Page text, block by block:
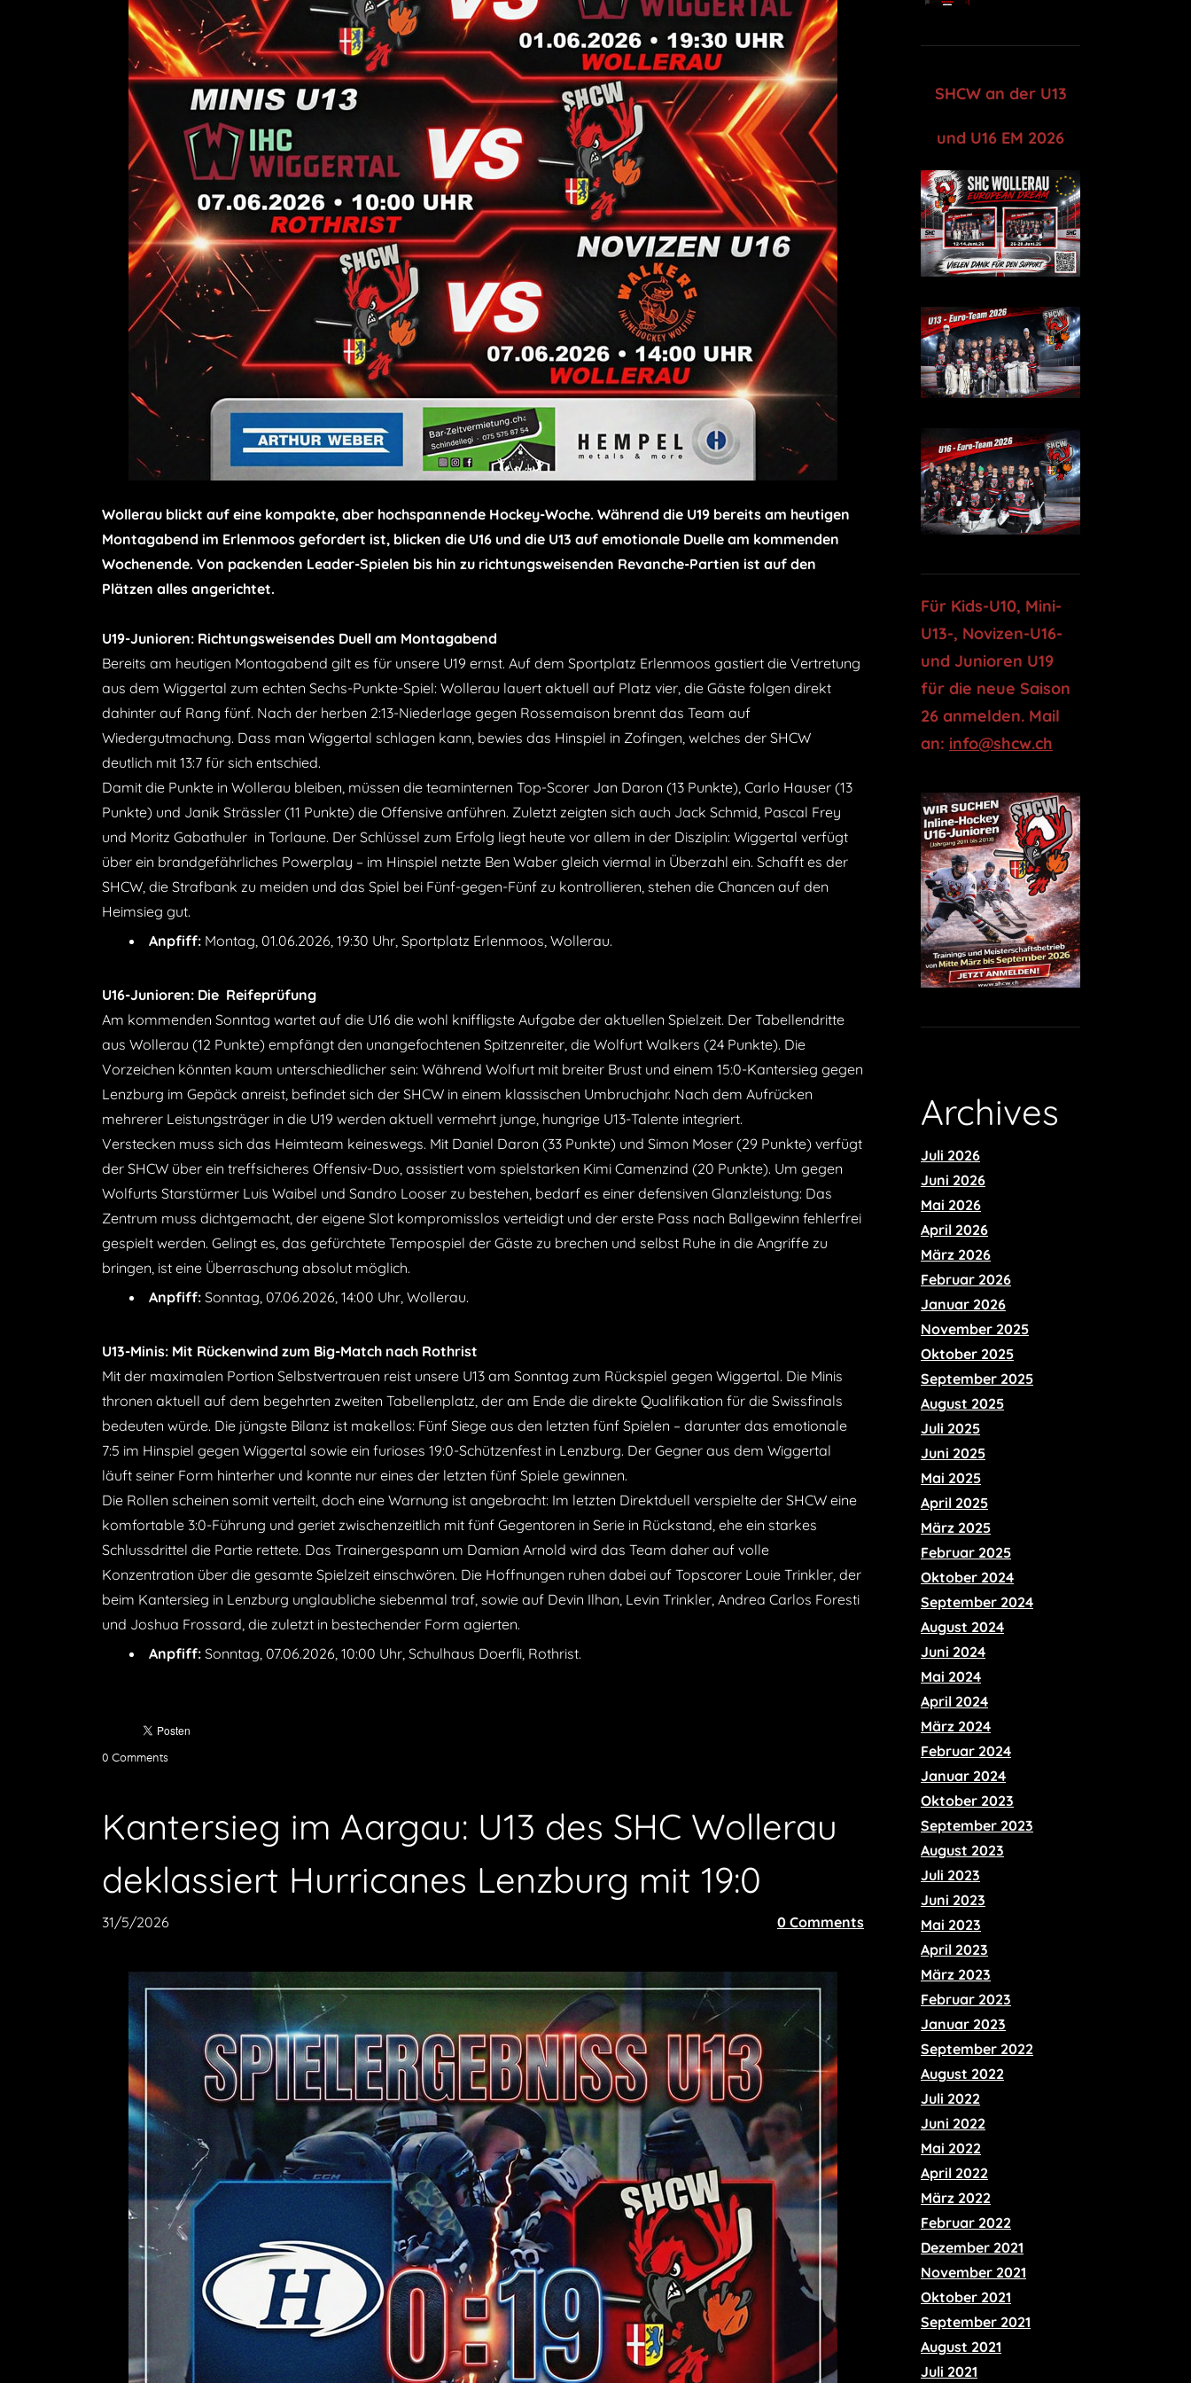
Wollerau blickt auf eine kompakte, aber hochspannende Hockey-Woche. Während die U19 bereits am heutigen
Montagabend im Erlenmoos gefordert ist, blicken die U16 und die U13 auf emotionale Duelle am kommenden
Wochenende. Von packenden Leader-Spielen bis hin zu richtungsweisenden Revanche-Partien ist auf den
Plätzen alles angerichtet.
U19-Junioren: Richtungsweisendes Duell am Montagabend
Bereits am heutigen Montagabend gilt es für unsere U19 ernst. Auf dem Sportplatz Erlenmoos gastiert die Vertretung
aus dem Wiggertal zum echten Sechs-Punkte-Spiel: Wollerau lauert aktuell auf Platz vier, die Gäste folgen direkt
dahinter auf Rang fünf. Nach der herben 2:13-Niederlage gegen Rossemaison brennt das Team auf
Wiedergutmachung. Dass man Wiggertal schlagen kann, bewies das Hinspiel in Zofingen, welches der SHCW
deutlich mit 13:7 für sich entschied.
Damit die Punkte in Wollerau bleiben, müssen die teaminternen Top-Scorer Jan Daron (13 Punkte), Carlo Hauser (13
Punkte) und Janik Strässler (11 Punkte) die Offensive anführen. Zuletzt zeigten sich auch Jack Schmid, Pascal Frey
und Moritz Gabathuler in Torlaune. Der Schlüssel zum Erfolg liegt heute vor allem in der Disziplin: Wiggertal verfügt
über ein brandgefährliches Powerplay – im Hinspiel netzte Ben Waber gleich viermal in Überzahl ein. Schafft es der
SHCW, die Strafbank zu meiden und das Spiel bei Fünf-gegen-Fünf zu kontrollieren, stehen die Chancen auf den
Heimsieg gut.
Anpfiff: Montag, 01.06.2026, 19:30 Uhr, Sportplatz Erlenmoos, Wollerau.
U16-Junioren: Die Reifeprüfung
Am kommenden Sonntag wartet auf die U16 die wohl kniffligste Aufgabe der aktuellen Spielzeit. Der Tabellendritte
aus Wollerau (12 Punkte) empfängt den unangefochtenen Spitzenreiter, die Wolfurt Walkers (24 Punkte). Die
Vorzeichen könnten kaum unterschiedlicher sein: Während Wolfurt mit breiter Brust und einem 15:0-Kantersieg gegen
Lenzburg im Gepäck anreist, befindet sich der SHCW in einem klassischen Umbruchjahr. Nach dem Aufrücken
mehrerer Leistungsträger in die U19 werden aktuell vermehrt junge, hungrige U13-Talente integriert.
Verstecken muss sich das Heimteam keineswegs. Mit Daniel Daron (33 Punkte) und Simon Moser (29 Punkte) verfügt
der SHCW über ein treffsicheres Offensiv-Duo, assistiert vom spielstarken Kimi Camenzind (20 Punkte). Um gegen
Wolfurts Starstürmer Luis Waibel und Sandro Looser zu bestehen, bedarf es einer defensiven Glanzleistung: Das
Zentrum muss dichtgemacht, der eigene Slot kompromisslos verteidigt und der erste Pass nach Ballgewinn fehlerfrei
gespielt werden. Gelingt es, das gefürchtete Tempospiel der Gäste zu brechen und selbst Ruhe in die Angriffe zu
bringen, ist eine Überraschung absolut möglich.
Anpfiff: Sonntag, 07.06.2026, 14:00 Uhr, Wollerau.
U13-Minis: Mit Rückenwind zum Big-Match nach Rothrist
Mit der maximalen Portion Selbstvertrauen reist unsere U13 am Sonntag zum Rückspiel gegen Wiggertal. Die Minis
thronen aktuell auf dem begehrten zweiten Tabellenplatz, der am Ende die direkte Qualifikation für die Swissfinals
bedeuten würde. Die jüngste Bilanz ist makellos: Fünf Siege aus den letzten fünf Spielen – darunter das emotionale
7:5 im Hinspiel gegen Wiggertal sowie ein furioses 19:0-Schützenfest in Lenzburg. Der Gegner aus dem Wiggertal
läuft seiner Form hinterher und konnte nur eines der letzten fünf Spiele gewinnen.
Die Rollen scheinen somit verteilt, doch eine Warnung ist angebracht: Im letzten Direktduell verspielte der SHCW eine
komfortable 3:0-Führung und geriet zwischenzeitlich mit fünf Gegentoren in Serie in Rückstand, ehe ein starkes
Schlussdrittel die Partie rettete. Das Trainergespann um Damian Arnold wird das Team daher auf volle
Konzentration über die gesamte Spielzeit einschwören. Die Hoffnungen ruhen dabei auf Topscorer Louie Trinkler, der
beim Kantersieg in Lenzburg unglaubliche siebenmal traf, sowie auf Devin Ilhan, Levin Trinkler, Andrea Carlos Foresti
und Joshua Frossard, die zuletzt in bestechender Form agierten.
Anpfiff: Sonntag, 07.06.2026, 10:00 Uhr, Schulhaus Doerfli, Rothrist.
0 Comments
Kantersieg im Aargau: U13 des SHC Wollerau
deklassiert Hurricanes Lenzburg mit 19:0
31/5/2026 0 Comments
SHCW an der U13
und U16 EM 2026
Für Kids-U10, Mini-
U13-, Novizen-U16-
und Junioren U19
für die neue Saison
26 anmelden. Mail
an: info@shcw.ch
​Archives
Juli 2026
Juni 2026
Mai 2026
April 2026
März 2026
Februar 2026
Januar 2026
November 2025
Oktober 2025
September 2025
August 2025
Juli 2025
Juni 2025
Mai 2025
April 2025
März 2025
Februar 2025
Oktober 2024
September 2024
August 2024
Juni 2024
Mai 2024
April 2024
März 2024
Februar 2024
Januar 2024
Oktober 2023
September 2023
August 2023
Juli 2023
Juni 2023
Mai 2023
April 2023
März 2023
Februar 2023
Januar 2023
September 2022
August 2022
Juli 2022
Juni 2022
Mai 2022
April 2022
März 2022
Februar 2022
Dezember 2021
November 2021
Oktober 2021
September 2021
August 2021
Juli 2021